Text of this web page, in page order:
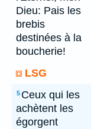
Dieu: Pais les
brebis
destinées à la
boucherie!
LSG
5 Ceux qui les
achètent les
égorgent